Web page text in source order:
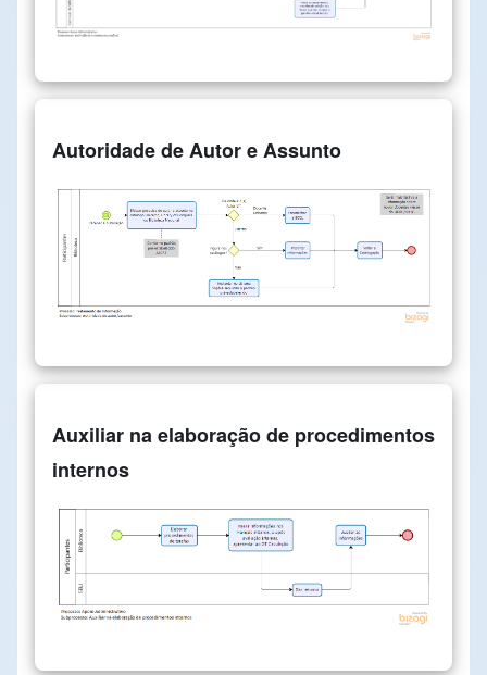
Autoridade de Autor e Assunto
Auxiliar na elaboração de procedimentos
internos